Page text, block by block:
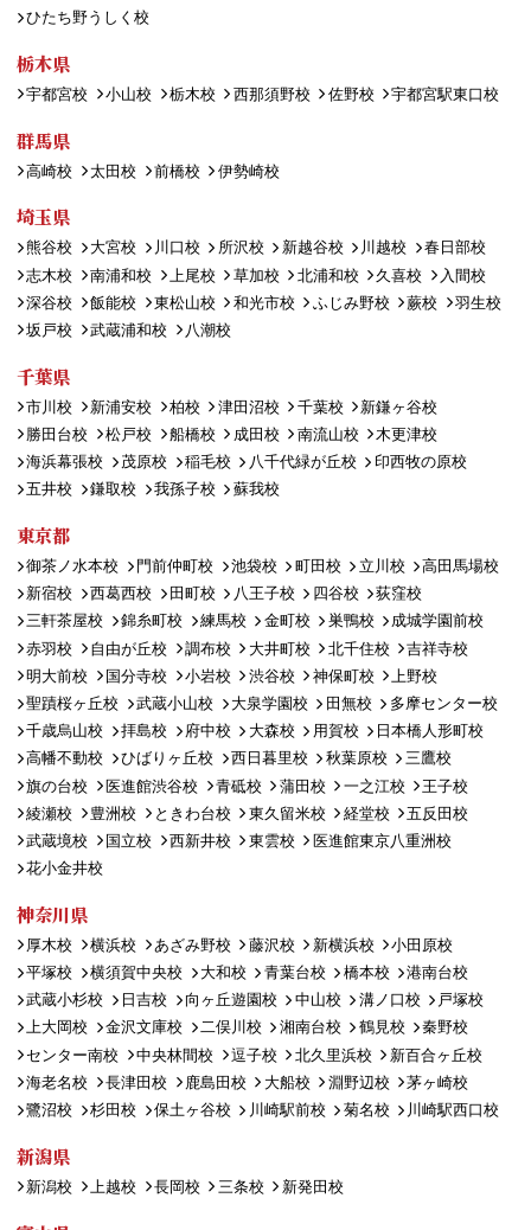
ひたち野うしく校
栃木県
宇都宮校 小山校 栃木校 西那須野校 佐野校 宇都宮駅東口校
群馬県
高崎校 太田校 前橋校 伊勢崎校
埼玉県
熊谷校 大宮校 川口校 所沢校 新越谷校 川越校
春日部校
志木校
南浦和校 上尾校 草加校 北浦和校 久喜校
入間校
深谷校
飯能校 東松山校 和光市校 ふじみ野校 蕨校
羽生校
坂戸校
武蔵浦和校 八潮校
千葉県
市川校 新浦安校 柏校 津田沼校 千葉校
新鎌ヶ谷校
勝田台校
松戸校 船橋校 成田校 南流山校
木更津校
海浜幕張校
茂原校 稲毛校 八千代緑が丘校
印西牧の原校
五井校
鎌取校 我孫子校 蘇我校
東京都
御茶ノ水本校 門前仲町校 池袋校 町田校 立川校
高田馬場校
新宿校
西葛西校 田町校 八王子校 四谷校
荻窪校
三軒茶屋校
錦糸町校 練馬校 金町校 巣鴨校
成城学園前校
赤羽校
自由が丘校 調布校 大井町校 北千住校
吉祥寺校
明大前校
国分寺校 小岩校 渋谷校 神保町校
上野校
聖蹟桜ヶ丘校
武蔵小山校 大泉学園校 田無校
多摩センター校
千歳烏山校
拝島校 府中校 大森校 用賀校
日本橋人形町校
高幡不動校
ひばりヶ丘校 西日暮里校 秋葉原校
三鷹校
旗の台校
医進館渋谷校 青砥校 蒲田校 一之江校
王子校
綾瀬校
豊洲校 ときわ台校 東久留米校 経堂校
五反田校
武蔵境校
国立校 西新井校 東雲校
医進館東京八重洲校
花小金井校
神奈川県
厚木校 横浜校 あざみ野校 藤沢校 新横浜校
小田原校
平塚校
横須賀中央校 大和校 青葉台校 橋本校
港南台校
武蔵小杉校
日吉校 向ヶ丘遊園校 中山校 溝ノ口校
戸塚校
上大岡校
金沢文庫校 二俣川校 湘南台校 鶴見校
秦野校
センター南校
中央林間校 逗子校 北久里浜校
新百合ヶ丘校
海老名校
長津田校 鹿島田校 大船校 淵野辺校
茅ヶ崎校
鷺沼校
杉田校 保土ヶ谷校 川崎駅前校 菊名校 川崎駅西口校
新潟県
新潟校 上越校 長岡校 三条校 新発田校